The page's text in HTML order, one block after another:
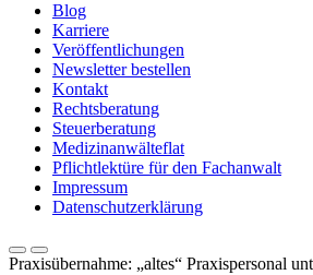
Blog
Karriere
Veröffentlichungen
Newsletter bestellen
Kontakt
Rechtsberatung
Steuerberatung
Medizinanwälteflat
Pflichtlektüre für den Fachanwalt
Impressum
Datenschutzerklärung
Praxisübernahme: „altes“ Praxispersonal